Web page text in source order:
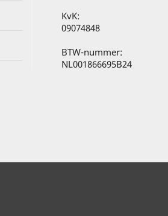
KvK:
09074848
BTW-nummer:
NL001866695B24